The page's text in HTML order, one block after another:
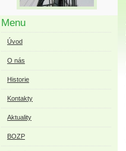
Menu
Úvod
O nás
Historie
Kontakty
Aktuality
BOZP